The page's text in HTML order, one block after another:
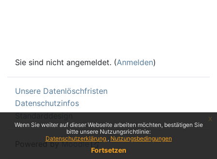
Wenn Sie weiter auf dieser Webseite arbeiten möchten, bestätigen Sie
bitte unsere Nutzungsrichtlinie:
Datenschutzerklärung
Nutzungsbedingungen
Fortsetzen
x
Sie sind nicht angemeldet. (Anmelden)
Unsere Datenlöschfristen
Datenschutzinfos
Standarddesign
Powered byMoodle